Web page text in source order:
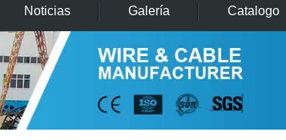
Noticias Galería Catalogo